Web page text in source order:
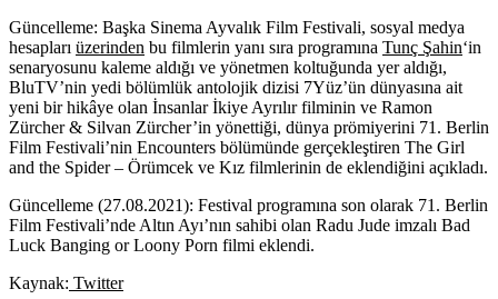
Güncelleme: Başka Sinema Ayvalık Film Festivali, sosyal medya
hesapları üzerinden bu filmlerin yanı sıra programına Tunç Şahin‘in
senaryosunu kaleme aldığı ve yönetmen koltuğunda yer aldığı,
BluTV’nin yedi bölümlük antolojik dizisi 7Yüz’ün dünyasına ait
yeni bir hikâye olan İnsanlar İkiye Ayrılırfilminin ve Ramon
Zürcher & Silvan Zürcher’in yönettiği, dünya prömiyerini 71. Berlin
Film Festivali’nin Encounters bölümünde gerçekleştiren The Girl
and the Spider – Örümcek ve Kız filmlerinin de eklendiğini açıkladı.
Güncelleme (27.08.2021): Festival programına son olarak 71. Berlin
Film Festivali’nde Altın Ayı’nın sahibi olan Radu Jude imzalı Bad
Luck Banging or Loony Porn filmi eklendi.
Kaynak: Twitter